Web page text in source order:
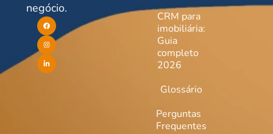
negócio.
CRM para
imobiliária:
Guia
completo
2026
Glossário
Perguntas
Frequentes